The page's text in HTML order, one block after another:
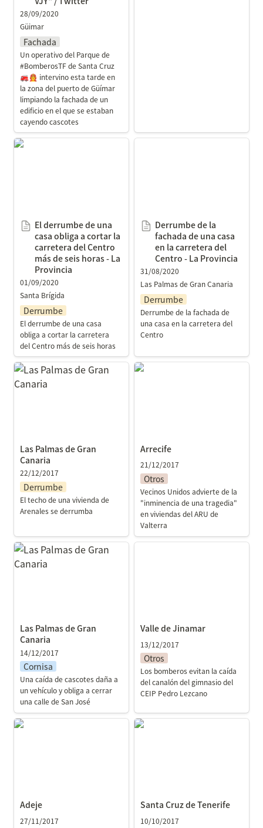
28/09/2020
Güimar
Fachada
Un operativo del Parque de
#BomberosTF de Santa Cruz
🚒👨‍🚒 intervino esta tarde en
la zona del puerto de Güímar
limpiando la fachada de un
edificio en el que se estaban
cayendo cascotes
El derrumbe de una casa
El derrumbe de una
casa obliga a cortar la
carretera del Centro
más de seis horas - La
Provincia
01/09/2020
Santa Brígida
Derrumbe
El derrumbe de una casa
obliga a cortar la carretera
del Centro más de seis horas
Derrumbe de la
fachada de una casa
en la carretera del
Centro - La Provincia
31/08/2020
Las Palmas de Gran Canaria
Derrumbe
Derrumbe de la fachada de
una casa en la carretera del
Centro
Las Palmas de Gran
Canaria
Las Palmas de Gran
Canaria
22/12/2017
Derrumbe
El techo de una vivienda de
Arenales se derrumba
Arrecife
Arrecife
21/12/2017
Otros
Vecinos Unidos advierte de la
"inminencia de una tragedia"
en viviendas del ARU de
Valterra
Las Palmas de Gran
Canaria
Las Palmas de Gran
Canaria
14/12/2017
Cornisa
Una caída de cascotes daña a
un vehículo y obliga a cerrar
una calle de San José
Valle de Jinamar
13/12/2017
Otros
Los bomberos evitan la caída
del canalón del gimnasio del
CEIP Pedro Lezcano
Adeje
Adeje
27/11/2017
Santa Cruz de Tenerife
Santa Cruz de Tenerife
10/10/2017